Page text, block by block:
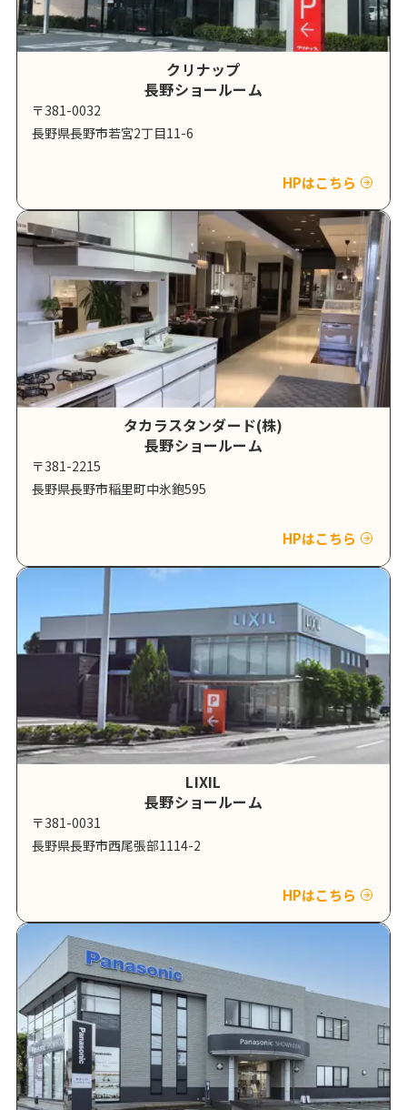
クリナップ
長野ショールーム
〒381-0032
長野県長野市若宮2丁目11-6
HPはこちら
タカラスタンダード(株)
長野ショールーム
〒381-2215
長野県長野市稲里町中氷鉋595
HPはこちら
LIXIL
長野ショールーム
〒381-0031
長野県長野市西尾張部1114-2
HPはこちら